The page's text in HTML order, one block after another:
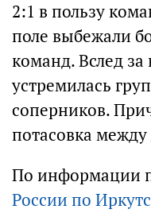
2:1 в пользу
поле выбежали
команд. Вслед
устремилась
соперников.
потасовка
По информации
России по